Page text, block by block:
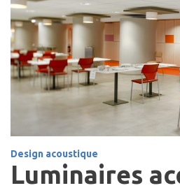
Design acoustique
Luminaires